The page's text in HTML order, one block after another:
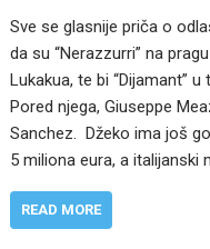
Sve se glasnije priča o
da su “Nerazzurri” na
Lukakua, te bi “Dijamant”
Pored njega, Giuseppe
Sanchez. Džeko ima još
5 miliona eura, a italijanski
READ MORE